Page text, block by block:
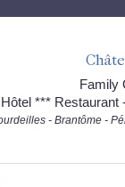
Family
Hôtel *** Restaurant
- Brantôme -